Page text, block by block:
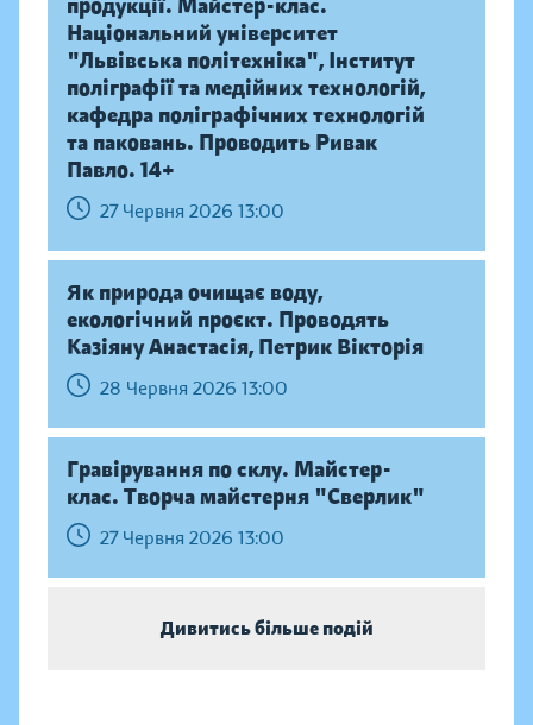
продукції. Майстер-клас.
Національний університет
"Львівська політехніка", Інститут
поліграфії та медійних технологій,
кафедра поліграфічних технологій
та паковань. Проводить Ривак
Павло. 14+
27 Червня 2026 13:00
Як природа очищає воду,
екологічний проєкт. Проводять
Казіяну Анастасія, Петрик Вікторія
28 Червня 2026 13:00
Гравірування по склу. Майстер-
клас. Творча майстерня "Сверлик"
27 Червня 2026 13:00
Дивитись більше подій